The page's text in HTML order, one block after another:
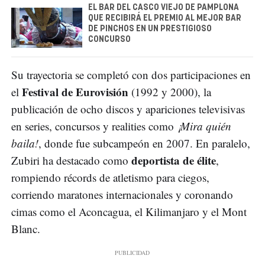
EL BAR DEL CASCO VIEJO DE PAMPLONA
QUE RECIBIRÁ EL PREMIO AL MEJOR BAR
DE PINCHOS EN UN PRESTIGIOSO
CONCURSO
Su trayectoria se completó con dos participaciones en
el Festival de Eurovisión (1992 y 2000), la
publicación de ocho discos y apariciones televisivas
en series, concursos y realities como ¡Mira quién
baila!, donde fue subcampeón en 2007. En paralelo,
Zubiri ha destacado como deportista de élite,
rompiendo récords de atletismo para ciegos,
corriendo maratones internacionales y coronando
cimas como el Aconcagua, el Kilimanjaro y el Mont
Blanc.